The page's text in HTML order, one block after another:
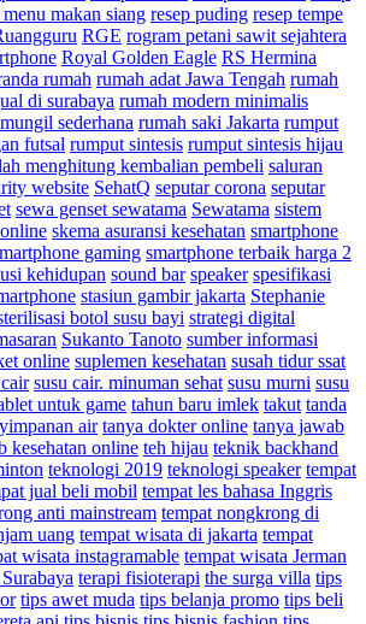
menu makan siang resep puding resep tempe
RGE rogram petani sawit sejahtera
Royal Golden Eagle RS Hermina
rumah rumah adat Jawa Tengah rumah
di surabaya rumah modern minimalis
sederhana rumah saki Jakarta rumput
futsal rumput sintesis rumput sintesis hijau
menghitung kembalian pembeli saluran
website SehatQ seputar corona seputar
sewa genset sewatama Sewatama sistem
skema asuransi kesehatan smartphone
gaming smartphone terbaik harga 2
kehidupan sound bar speaker spesifikasi
stasiun gambir jakarta Stephanie
botol susu bayi strategi digital
Sukanto Tanoto sumber informasi
online suplemen kesehatan susah tidur ssat
susu cair. minuman sehat susu murni susu
untuk game tahun baru imlek takut tanda
air tanya dokter online tanya jawab
kesehatan online teh hijau teknik backhand
teknologi 2019 teknologi speaker tempat
jual beli mobil tempat les bahasa Inggris
anti mainstream tempat nongkrong di
uang tempat wisata di jakarta tempat
wisata instagramable tempat wisata Jerman
terapi fisioterapi the surga villa tips
tips awet muda tips belanja promo tips beli